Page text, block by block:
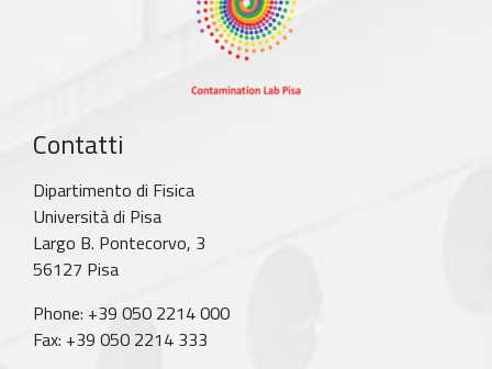
Contatti
Dipartimento di Fisica
Università di Pisa
Largo B. Pontecorvo, 3
56127 Pisa
Phone: +39 050 2214 000
Fax: +39 050 2214 333